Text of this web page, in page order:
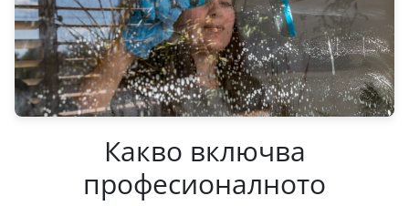
Какво включва
професионалното